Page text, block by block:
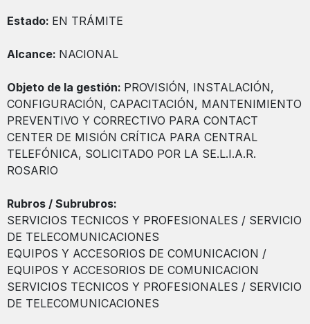
Estado: EN TRÁMITE
Alcance: NACIONAL
Objeto de la gestión: PROVISIÓN, INSTALACIÓN,
CONFIGURACIÓN, CAPACITACIÓN, MANTENIMIENTO
PREVENTIVO Y CORRECTIVO PARA CONTACT
CENTER DE MISIÓN CRÍTICA PARA CENTRAL
TELEFÓNICA, SOLICITADO POR LA SE.L.I.A.R.
ROSARIO
Rubros / Subrubros:
SERVICIOS TECNICOS Y PROFESIONALES / SERVICIO
DE TELECOMUNICACIONES
EQUIPOS Y ACCESORIOS DE COMUNICACION /
EQUIPOS Y ACCESORIOS DE COMUNICACION
SERVICIOS TECNICOS Y PROFESIONALES / SERVICIO
DE TELECOMUNICACIONES